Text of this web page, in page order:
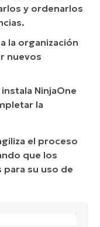
y ordenarlos
la organización
nuevos
NinjaOne
la
el proceso
que los
su uso de